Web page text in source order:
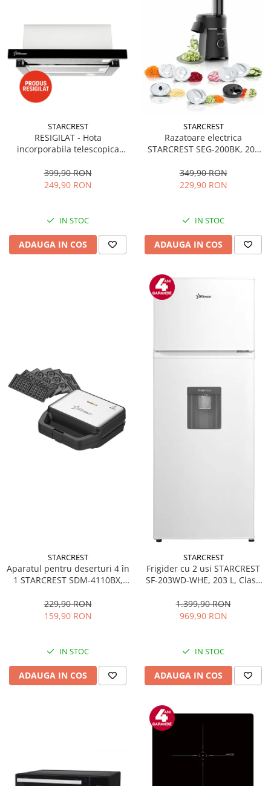
STARCREST
RESIGILAT - Hota
incorporabila telescopica
Putere de absorbtie 550 m3/h,
1 Motor, 2 Trepte putere, 60
399,90 RON
249,90 RON
IN STOC
ADAUGA IN COS
STARCREST
Razatoare electrica
STARCREST SEG-200BK, 200
349,90 RON
229,90 RON
IN STOC
ADAUGA IN COS
STARCREST
Aparatul pentru deserturi 4 în
1 STARCREST SDM-4110BX,
invelis ceramic pentru vafe,
nuci, gogosi si smile
229,90 RON
159,90 RON
IN STOC
ADAUGA IN COS
STARCREST
Frigider cu 2 usi STARCREST
SF-203WD-WHE, 203 L, Clasa
Termostat Ajustabil, Usi
reversibile, H 145 cm, Alb
1.399,90 RON
969,90 RON
IN STOC
ADAUGA IN COS